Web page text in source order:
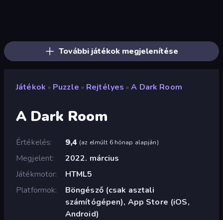
További játékok megjelenítése
Játékok » Puzzle » Rejtélyes » A Dark Room
A Dark Room
Értékelés 9,4 (az elmúlt 6 hónap alapján)
Megjelent
2022. március
Játékmotor
HTML5
Platformok
Böngésző (csak asztali
számítógépen), App Store (iOS,
Android)